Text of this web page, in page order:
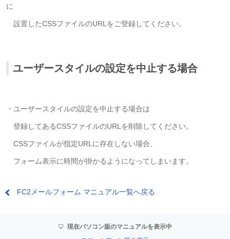
に
設置したCSSファイルのURLをご登録してください。
ユーザースタイルの設定を中止する場合
・ユーザースタイルの設定を中止する場合は
登録してあるCSSファイルのURLを削除してください。
CSSファイルが指定URLに存在しない場合、
フォーム表示に時間が掛かるようになってしまいます。
FC2メールフォーム マニュアル一覧へ戻る
現在パソコン版のマニュアルを表示中